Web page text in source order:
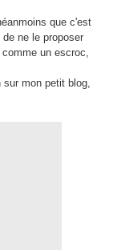
que c'est
ne le proposer
un escroc,
sur mon petit blog,